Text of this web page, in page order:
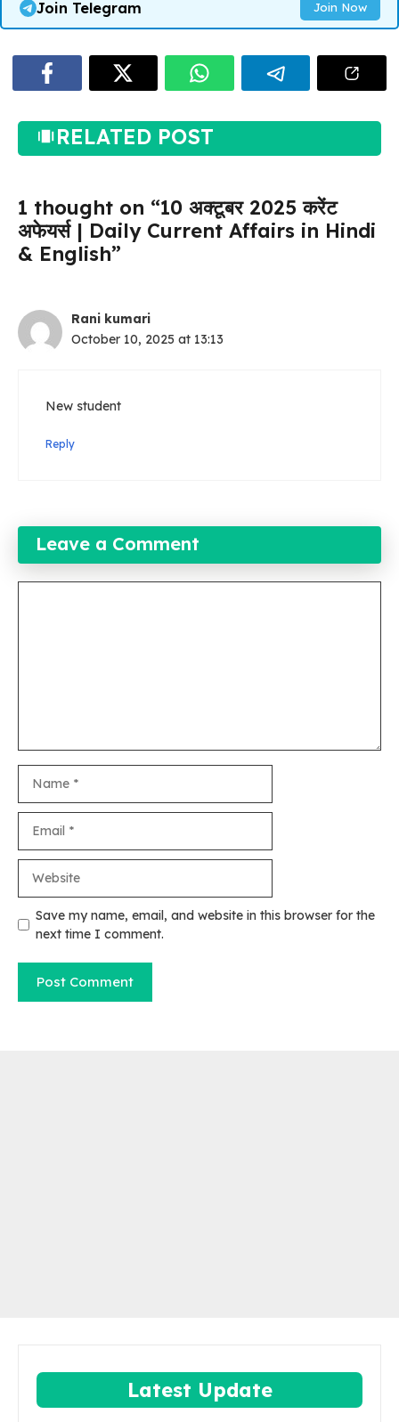
Join Telegram Join Now
RELATED POST
1 thought on “10 अक्टूबर 2025 करेंट
अफेयर्स | Daily Current Affairs in Hindi
& English”
Rani kumari
October 10, 2025 at 13:13
New student
Reply
Leave a Comment
Save my name, email, and website in this browser for the
next time I comment.
Latest Update